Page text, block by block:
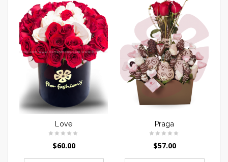
Love
$60.00
Praga
$57.00